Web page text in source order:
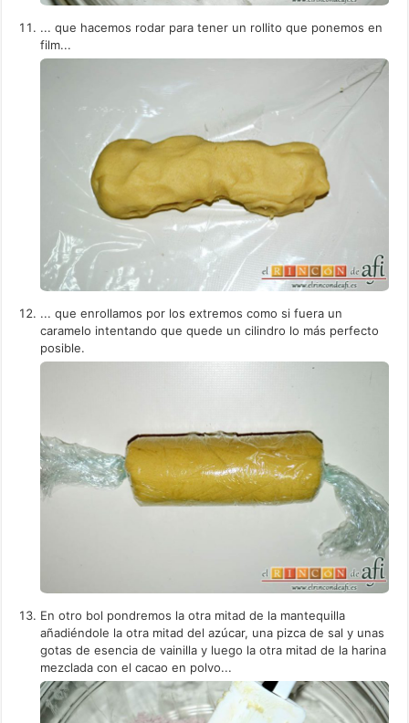
... que hacemos rodar para tener un rollito que ponemos en
film...
... que enrollamos por los extremos como si fuera un
caramelo intentando que quede un cilindro lo más perfecto
posible.
En otro bol pondremos la otra mitad de la mantequilla
añadiéndole la otra mitad del azúcar, una pizca de sal y unas
gotas de esencia de vainilla y luego la otra mitad de la harina
mezclada con el cacao en polvo...